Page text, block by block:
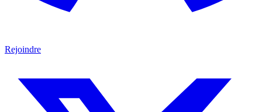
Rejoindre